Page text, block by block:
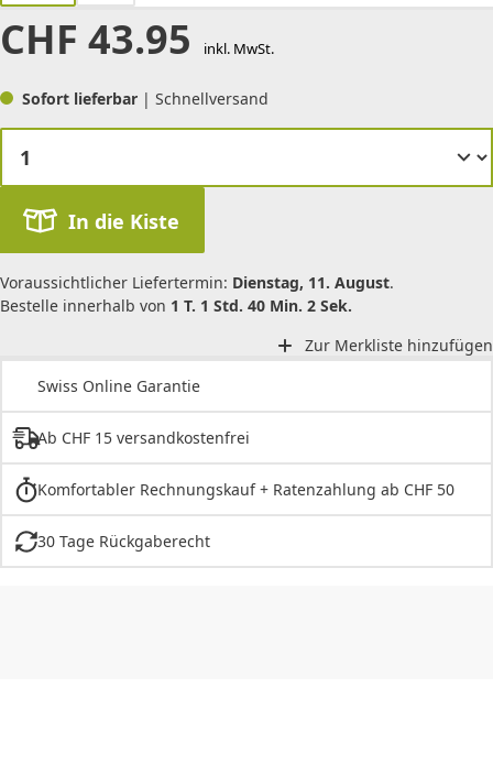
CHF 43.95 inkl. MwSt.
Sofort lieferbar | Schnellversand
In die Kiste
Voraussichtlicher Liefertermin: Dienstag, 11. August.
Bestelle innerhalb von 1 T. 1 Std. 40 Min. 2 Sek.
Zur Merkliste hinzufügen
Swiss Online Garantie
Ab CHF 15 versandkostenfrei
Komfortabler Rechnungskauf + Ratenzahlung ab CHF 50
30 Tage Rückgaberecht